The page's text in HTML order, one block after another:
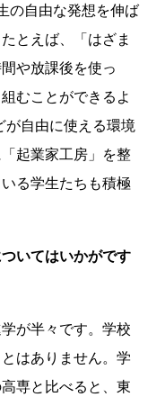
の自由な発想を伸ば
とえば、「はざま
や放課後を使っ
むことができるよ
が自由に使える環境
起業家工房」を整
る学生たちも積極
いてはいかがです
が半々です。学校
はありません。学
専と比べると、東